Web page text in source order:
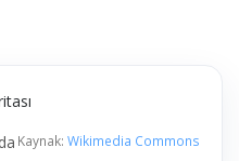
Kaynak: Wikimedia Commons